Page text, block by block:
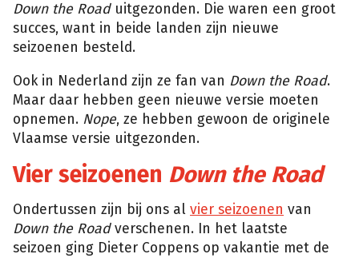
Down the Roaduitgezonden. Die waren een groot
succes, want in beide landen zijn nieuwe
seizoenen besteld.
Ook in Nederland zijn ze fan van Down the Road.
Maar daar hebben geen nieuwe versie moeten
opnemen. Nope, ze hebben gewoon de originele
Vlaamse versie uitgezonden.
Vier seizoenen Down the Road
Ondertussen zijn bij ons al vier seizoenen van
Down the Roadverschenen. In het laatste
seizoen ging Dieter Coppens op vakantie met de